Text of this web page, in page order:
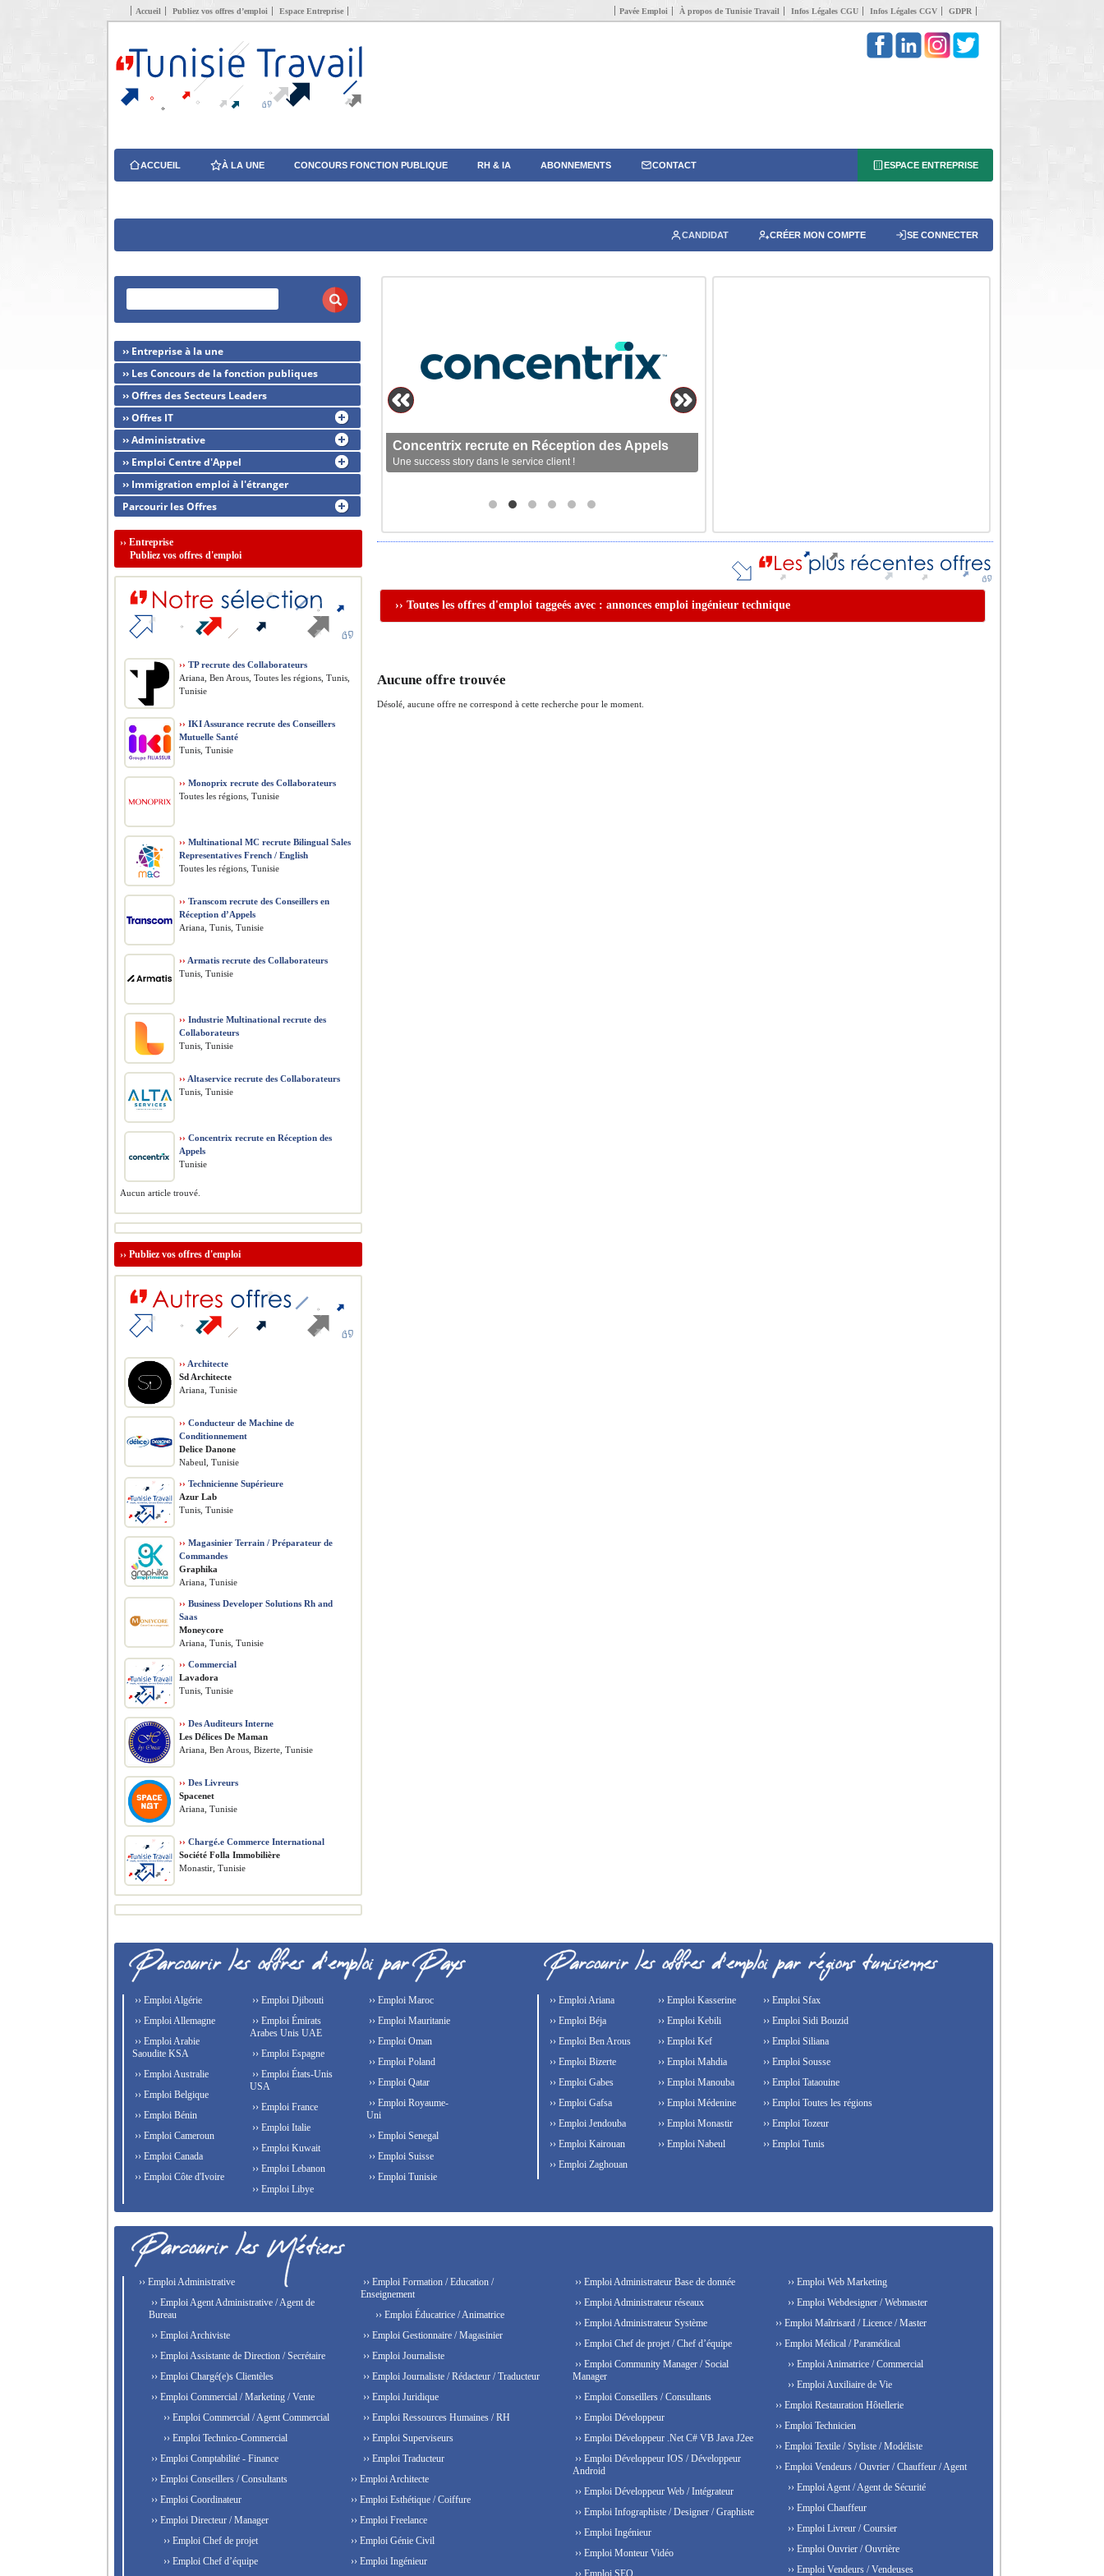
Accueil Publiez vos offres d’emploi Espace Entreprise Pavée Emploi À propos de Tunisie Travail Infos Légales CGU Infos Légales CGV GDPR
ACCUEIL À LA UNE CONCOURS FONCTION PUBLIQUE RH & IA ABONNEMENTS CONTACT ESPACE ENTREPRISE
CANDIDAT CRÉER MON COMPTE SE CONNECTER
Concentrix recrute en Réception des Appels
Une success story dans le service client !
›› Toutes les offres d'emploi taggeés avec : annonces emploi ingénieur technique
Aucune offre trouvée
Désolé, aucune offre ne correspond à cette recherche pour le moment.
›› Entreprise à la une
›› Les Concours de la fonction publiques
›› Offres des Secteurs Leaders
›› Offres IT
›› Administrative
›› Emploi Centre d'Appel
›› Immigration emploi à l'étranger
Parcourir les Offres
›› Entreprise
Publiez vos offres d'emploi
›› TP recrute des Collaborateurs
Ariana, Ben Arous, Toutes les régions, Tunis,
Tunisie
›› IKI Assurance recrute des Conseillers
Mutuelle Santé
Tunis, Tunisie
›› Monoprix recrute des Collaborateurs
Toutes les régions, Tunisie
›› Multinational MC recrute Bilingual Sales
Representatives French / English
Toutes les régions, Tunisie
›› Transcom recrute des Conseillers en
Réception d’Appels
Ariana, Tunis, Tunisie
›› Armatis recrute des Collaborateurs
Tunis, Tunisie
›› Industrie Multinational recrute des
Collaborateurs
Tunis, Tunisie
›› Altaservice recrute des Collaborateurs
Tunis, Tunisie
›› Concentrix recrute en Réception des
Appels
Tunisie
Aucun article trouvé.
›› Publiez vos offres d'emploi
›› Architecte
Sd Architecte
Ariana, Tunisie
›› Conducteur de Machine de
Conditionnement
Delice Danone
Nabeul, Tunisie
›› Technicienne Supérieure
Azur Lab
Tunis, Tunisie
›› Magasinier Terrain / Préparateur de
Commandes
Graphika
Ariana, Tunisie
›› Business Developer Solutions Rh and
Saas
Moneycore
Ariana, Tunis, Tunisie
›› Commercial
Lavadora
Tunis, Tunisie
›› Des Auditeurs Interne
Les Délices De Maman
Ariana, Ben Arous, Bizerte, Tunisie
›› Des Livreurs
Spacenet
Ariana, Tunisie
›› Chargé.e Commerce International
Société Folla Immobilière
Monastir, Tunisie
›› Emploi Algérie
›› Emploi Allemagne
›› Emploi Arabie
Saoudite KSA
›› Emploi Australie
›› Emploi Belgique
›› Emploi Bénin
›› Emploi Cameroun
›› Emploi Canada
›› Emploi Côte d'Ivoire
›› Emploi Djibouti
›› Emploi Émirats
Arabes Unis UAE
›› Emploi Espagne
›› Emploi États-Unis
USA
›› Emploi France
›› Emploi Italie
›› Emploi Kuwait
›› Emploi Lebanon
›› Emploi Libye
›› Emploi Maroc
›› Emploi Mauritanie
›› Emploi Oman
›› Emploi Poland
›› Emploi Qatar
›› Emploi Royaume-
Uni
›› Emploi Senegal
›› Emploi Suisse
›› Emploi Tunisie
›› Emploi Ariana
›› Emploi Béja
›› Emploi Ben Arous
›› Emploi Bizerte
›› Emploi Gabes
›› Emploi Gafsa
›› Emploi Jendouba
›› Emploi Kairouan
›› Emploi Kasserine
›› Emploi Kebili
›› Emploi Kef
›› Emploi Mahdia
›› Emploi Manouba
›› Emploi Médenine
›› Emploi Monastir
›› Emploi Nabeul
›› Emploi Sfax
›› Emploi Sidi Bouzid
›› Emploi Siliana
›› Emploi Sousse
›› Emploi Tataouine
›› Emploi Toutes les régions
›› Emploi Tozeur
›› Emploi Tunis
›› Emploi Zaghouan
›› Emploi Administrative
›› Emploi Agent Administrative / Agent de
Bureau
›› Emploi Archiviste
›› Emploi Assistante de Direction / Secrétaire
›› Emploi Chargé(e)s Clientèles
›› Emploi Commercial / Marketing / Vente
›› Emploi Commercial / Agent Commercial
›› Emploi Technico-Commercial
›› Emploi Comptabilité - Finance
›› Emploi Conseillers / Consultants
›› Emploi Coordinateur
›› Emploi Directeur / Manager
›› Emploi Chef de projet
›› Emploi Chef d’équipe
›› Emploi Formation / Education /
Enseignement
›› Emploi Éducatrice / Animatrice
›› Emploi Gestionnaire / Magasinier
›› Emploi Journaliste
›› Emploi Journaliste / Rédacteur / Traducteur
›› Emploi Juridique
›› Emploi Ressources Humaines / RH
›› Emploi Superviseurs
›› Emploi Traducteur
›› Emploi Architecte
›› Emploi Esthétique / Coiffure
›› Emploi Freelance
›› Emploi Génie Civil
›› Emploi Ingénieur
›› Emploi Administrateur Base de donnée
›› Emploi Administrateur réseaux
›› Emploi Administrateur Système
›› Emploi Chef de projet / Chef d’équipe
›› Emploi Community Manager / Social
Manager
›› Emploi Conseillers / Consultants
›› Emploi Développeur
›› Emploi Développeur .Net C# VB Java J2ee
›› Emploi Développeur IOS / Développeur
Android
›› Emploi Développeur Web / Intégrateur
›› Emploi Infographiste / Designer / Graphiste
›› Emploi Ingénieur
›› Emploi Monteur Vidéo
›› Emploi SEO
›› Emploi Web Marketing
›› Emploi Webdesigner / Webmaster
›› Emploi Maîtrisard / Licence / Master
›› Emploi Médical / Paramédical
›› Emploi Animatrice / Commercial
›› Emploi Auxiliaire de Vie
›› Emploi Restauration Hôtellerie
›› Emploi Technicien
›› Emploi Textile / Styliste / Modéliste
›› Emploi Vendeurs / Ouvrier / Chauffeur / Agent
›› Emploi Agent / Agent de Sécurité
›› Emploi Chauffeur
›› Emploi Livreur / Coursier
›› Emploi Ouvrier / Ouvrière
›› Emploi Vendeurs / Vendeuses